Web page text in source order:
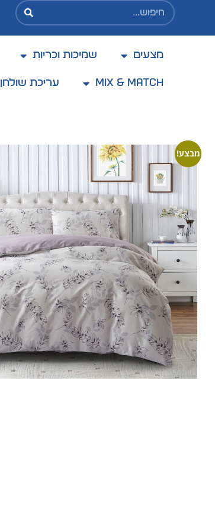
מצעים שמיכות וכריות
Mix & Match עריכת שולחן
מבצע!